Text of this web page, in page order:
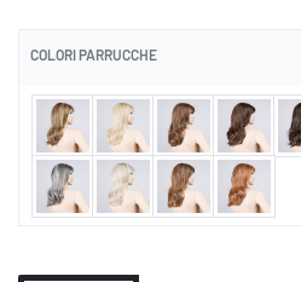
COLORI PARRUCCHE